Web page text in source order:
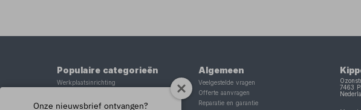
Populaire categorieën
Werkplaatsinrichting
Tig lasapparaat
Algemeen
Veelgestelde vragen
Offerte aanvragen
Reparatie en garantie
7463
Onze nieuwsbrief ontvangen?